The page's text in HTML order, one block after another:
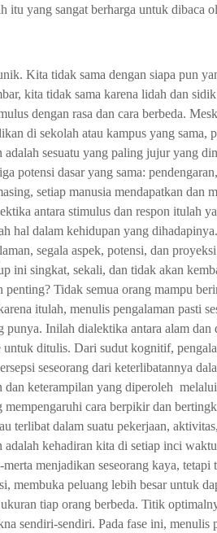
itu yang sangat berharga untuk dibaca
Kita tidak sama dengan siapa pun
kita tidak sama karena lidah dan
dengan rasa dan cara berbeda.
di sekolah atau kampus yang sama,
adalah sesuatu yang paling jujur yang
potensi dasar yang sama:
setiap manusia mendapatkan dan
antara stimulus dan respon itulah
hal dalam kehidupan yang dihadapinya.
segala aspek, potensi, dan
ini singkat, sekali, dan tidak akan
penting? Tidak semua orang mampu
itulah, menulis pengalaman pasti
punya. Inilah dialektika antara alam
untuk ditulis. Dari sudut kognitif,
seseorang dari keterlibatannya
dan keterampilan yang diperoleh melalui
mempengaruhi cara berpikir dan ber
terlibat dalam suatu pekerjaan,
adalah kehadiran kita di setiap inci
menjadikan seseorang kaya,
membuka peluang lebih besar untuk
tiap orang berbeda. Titik
sendiri-sendiri. Pada fase ini, menulis